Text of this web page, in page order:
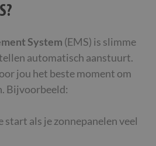
System (EMS) is slimme
automatisch aanstuurt.
jou het beste moment om
Bijvoorbeeld:
start als je zonnepanelen veel